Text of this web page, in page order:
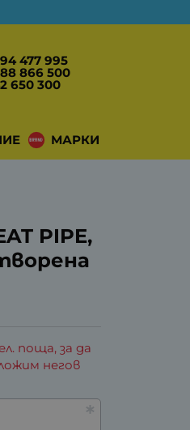
477 995
866 500
650 300
МАРКИ
PIPE,
поща, за да
негов